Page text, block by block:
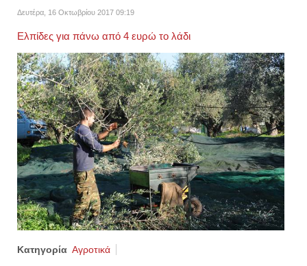
Δευτέρα, 16 Οκτωβρίου 2017 09:19
Ελπίδες για πάνω από 4 ευρώ το λάδι
Κατηγορία Αγροτικά